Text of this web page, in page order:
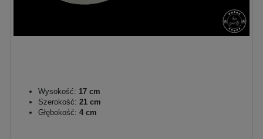
Wysokość: 17 cm
Szerokość: 21 cm
Głębokość: 4 cm